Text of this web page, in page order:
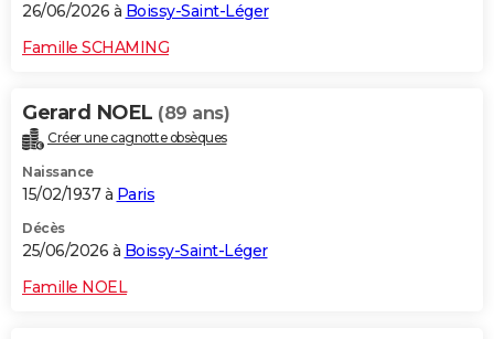
26/06/2026 à Boissy-Saint-Léger
Famille SCHAMING
Gerard NOEL (89 ans)
Créer une cagnotte obsèques
Naissance
15/02/1937 à Paris
Décès
25/06/2026 à Boissy-Saint-Léger
Famille NOEL